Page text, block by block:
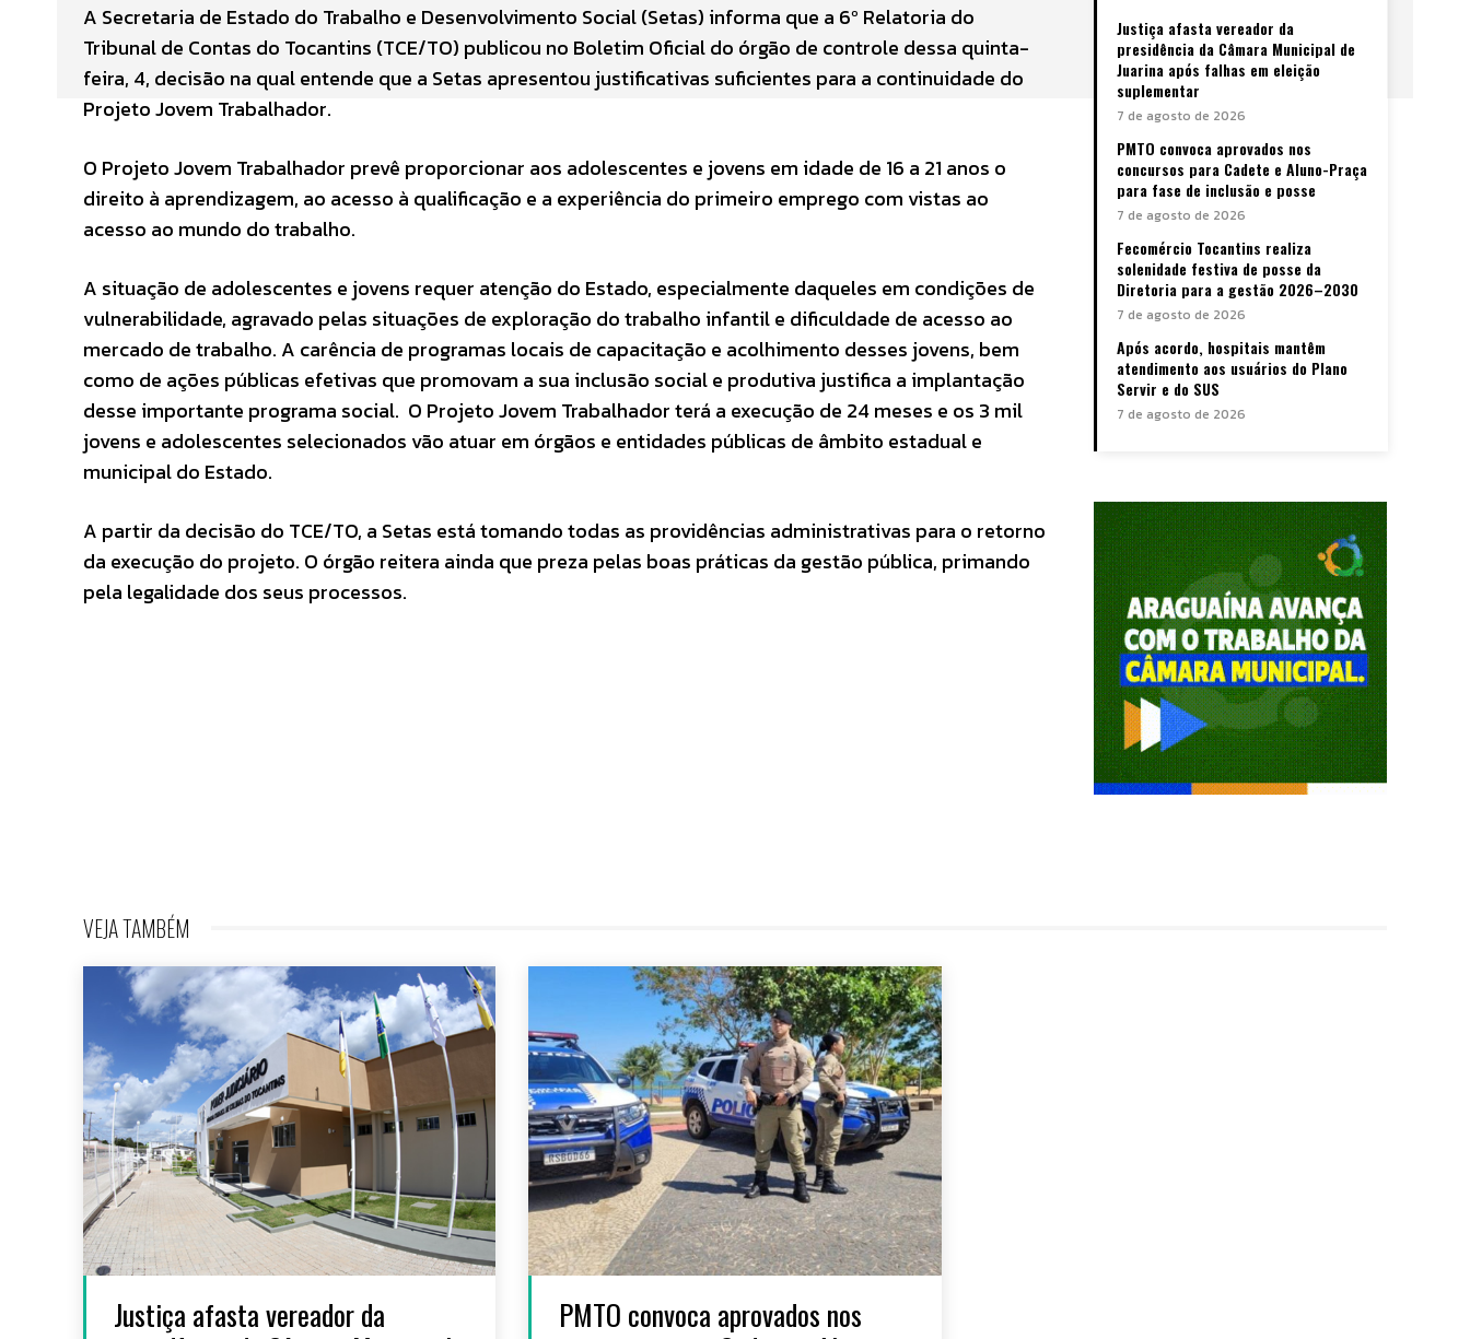
A Secretaria de Estado do Trabalho e Desenvolvimento Social (Setas) informa que a 6º Relatoria do
Tribunal de Contas do Tocantins (TCE/TO) publicou no Boletim Oficial do órgão de controle dessa quinta-
feira, 4, decisão na qual entende que a Setas apresentou justificativas suficientes para a continuidade do
Projeto Jovem Trabalhador.
O Projeto Jovem Trabalhador prevê proporcionar aos adolescentes e jovens em idade de 16 a 21 anos o
direito à aprendizagem, ao acesso à qualificação e a experiência do primeiro emprego com vistas ao
acesso ao mundo do trabalho.
A situação de adolescentes e jovens requer atenção do Estado, especialmente daqueles em condições de
vulnerabilidade, agravado pelas situações de exploração do trabalho infantil e dificuldade de acesso ao
mercado de trabalho. A carência de programas locais de capacitação e acolhimento desses jovens, bem
como de ações públicas efetivas que promovam a sua inclusão social e produtiva justifica a implantação
desse importante programa social. O Projeto Jovem Trabalhador terá a execução de 24 meses e os 3 mil
jovens e adolescentes selecionados vão atuar em órgãos e entidades públicas de âmbito estadual e
municipal do Estado.
A partir da decisão do TCE/TO, a Setas está tomando todas as providências administrativas para o retorno
da execução do projeto. O órgão reitera ainda que preza pelas boas práticas da gestão pública, primando
pela legalidade dos seus processos.
Justiça afasta vereador da
presidência da Câmara Municipal de
Juarina após falhas em eleição
suplementar
7 de agosto de 2026
PMTO convoca aprovados nos
concursos para Cadete e Aluno-Praça
para fase de inclusão e posse
7 de agosto de 2026
Fecomércio Tocantins realiza
solenidade festiva de posse da
Diretoria para a gestão 2026–2030
7 de agosto de 2026
Após acordo, hospitais mantêm
atendimento aos usuários do Plano
Servir e do SUS
7 de agosto de 2026
VEJA TAMBÉM
Justiça afasta vereador da PMTO convoca aprovados nos